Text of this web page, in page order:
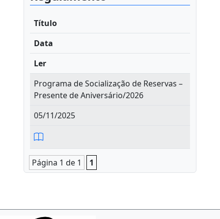
Título
Data
Ler
Programa de Socialização de Reservas –
Presente de Aniversário/2026
05/11/2025
Página 1 de 1 1